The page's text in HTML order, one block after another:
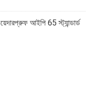
আইপি 65 স্ট্যান্ডার্ড